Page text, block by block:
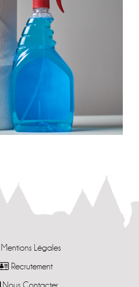
Mentions Légales
Recrutement
Nous Contacter